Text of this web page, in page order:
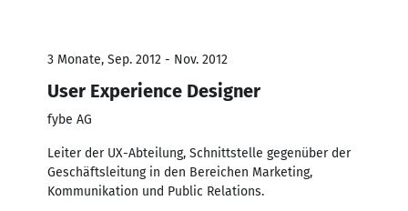
3 Monate, Sep. 2012 - Nov. 2012
User Experience Designer
fybe AG
Leiter der UX-Abteilung, Schnittstelle gegenüber der
Geschäftsleitung in den Bereichen Marketing,
Kommunikation und Public Relations.